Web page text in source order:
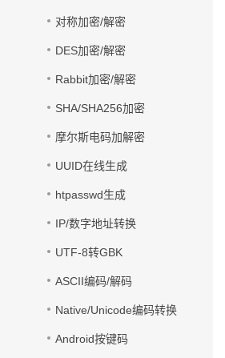
对称加密/解密
DES加密/解密
Rabbit加密/解密
SHA/SHA256加密
摩尔斯电码加解密
UUID在线生成
htpasswd生成
IP/数字地址转换
UTF-8转GBK
ASCII编码/解码
Native/Unicode编码转换
Android按键码